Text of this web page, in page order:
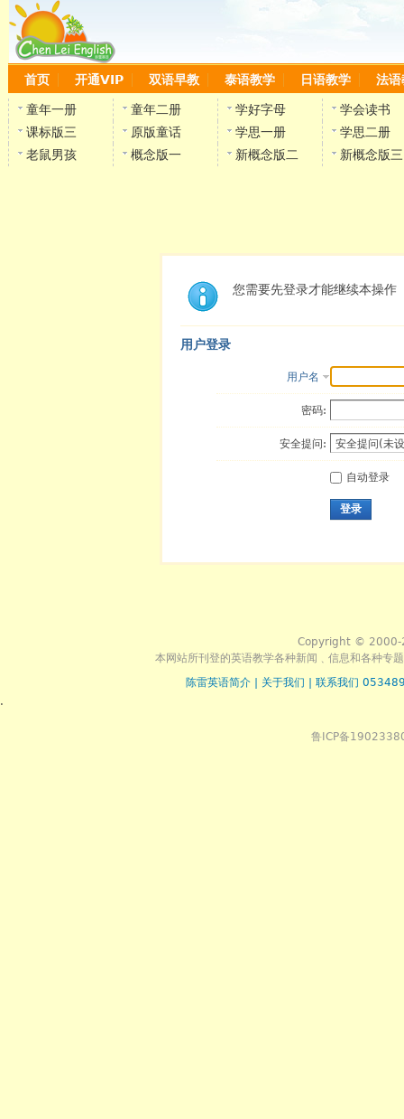
首页 开通VIP 双语早教 泰语教学 日语教学 法语
童年一册 童年二册 学好字母
学会读书
课标版三
原版童话 学思一册
学思二册
老鼠男孩
概念版一 新概念版二 新概念版三
您需要先登录才能继续本操作
用户登录
用户名
密码:
安全提问:
自动登录
登录
Copyright © 2000-
本网站所刊登的英语教学各种新闻﹑信息和各种专
陈雷英语简介
关于我们
联系我们
.
鲁ICP备